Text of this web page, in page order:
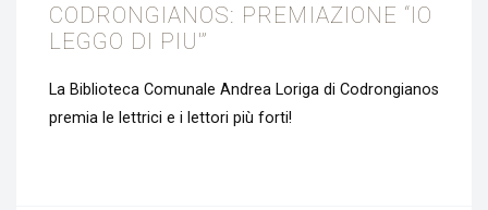
CODRONGIANOS: PREMIAZIONE “IO
LEGGO DI PIU'”
La Biblioteca Comunale Andrea Loriga di Codrongianos
premia le lettrici e i lettori più forti!